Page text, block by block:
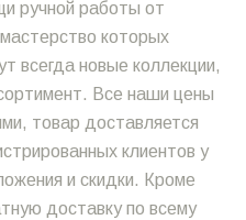
ручной работы от
которых
всегда новые коллекции,
Все наши цены
товар доставляется
клиентов у
и скидки. Кроме
доставку по всему